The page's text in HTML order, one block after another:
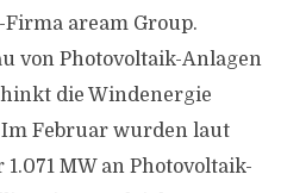
aream Group.
von Photovoltaik-Anlagen
die Windenergie
Februar wurden laut
MW an Photovoltaik-